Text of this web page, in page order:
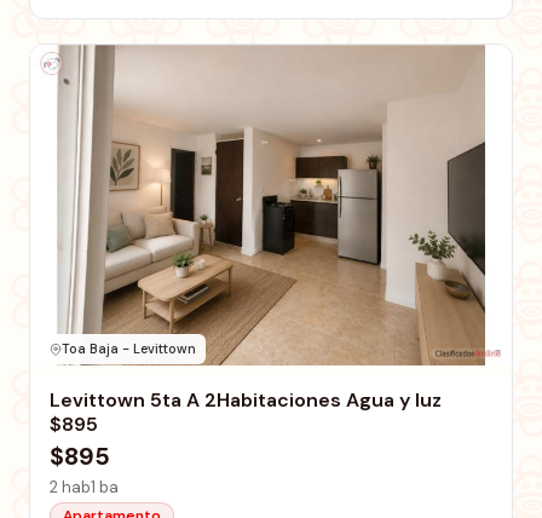
Toa Baja - Levittown
Levittown 5ta A 2Habitaciones Agua y luz
$895
$895
2 hab1 ba